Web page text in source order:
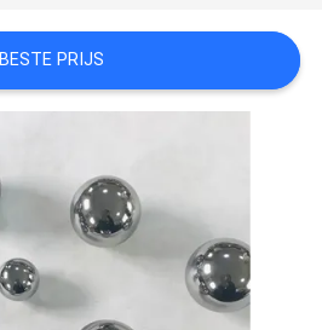
BESTE PRIJS